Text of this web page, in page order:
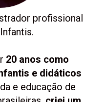
profissional
20 anos como
e didáticos
e educação de